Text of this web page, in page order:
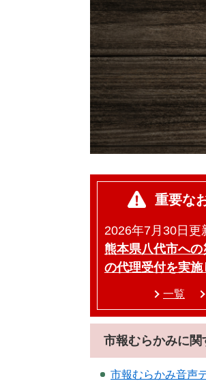
重要な
2026年7月30日更
熊本県八代市へ
の代理受付を実施
一覧
市報むらかみに関
市報むらかみ音声